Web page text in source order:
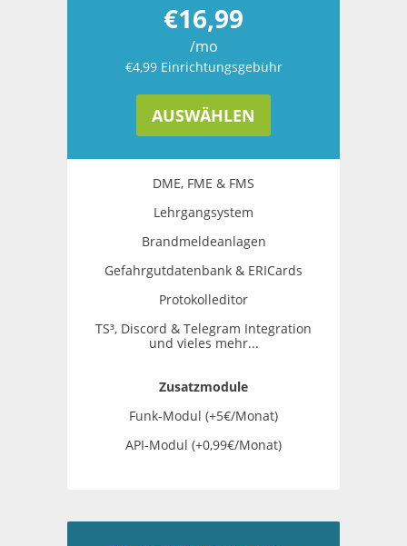
€16,99
/mo
€4,99 Einrichtungsgebühr
AUSWÄHLEN
DME, FME & FMS
Lehrgangsystem
Brandmeldeanlagen
Gefahrgutdatenbank & ERICards
Protokolleditor
TS³, Discord & Telegram Integration
und vieles mehr...
Zusatzmodule
Funk-Modul (+5€/Monat)
API-Modul (+0,99€/Monat)